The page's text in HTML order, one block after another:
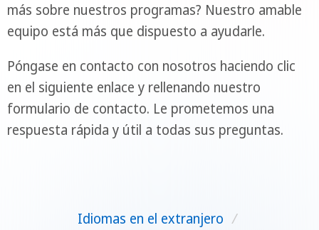
más sobre nuestros programas? Nuestro amable
equipo está más que dispuesto a ayudarle.
Póngase en contacto con nosotros haciendo clic
en el siguiente enlace y rellenando nuestro
formulario de contacto. Le prometemos una
respuesta rápida y útil a todas sus preguntas.
Idiomas en el extranjero /